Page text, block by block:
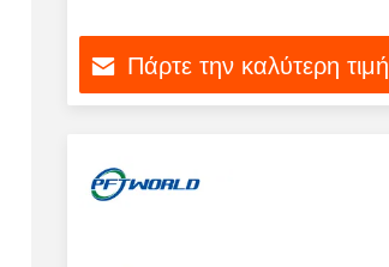
Πάρτε την καλύτερη τιμή